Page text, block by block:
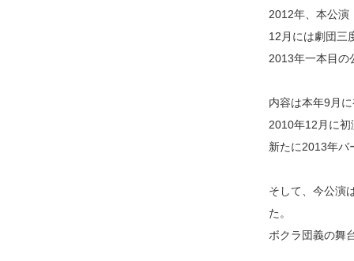
2012年、本公演
12月には劇団三
2013年一本目の
内容は本年9月
2010年12月に
新たに2013年バ
そして、今公演
た。
ボクラ団義の舞